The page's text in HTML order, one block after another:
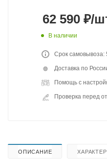
62 590 ₽/
В наличии
Срок самовывоза:
Доставка по
Помощь с
Проверка перед
ОПИСАНИЕ